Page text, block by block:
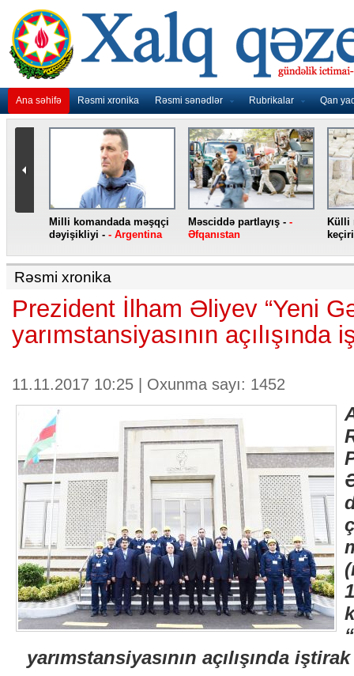
Ana səhifə Rəsmi xronika Rəsmi sənədlər Rubrikalar Qan
Milli komandada məşqçi
dəyişikliyi - - Argentina
Məsciddə partlayış - -
Əfqanıstan
Külli
Rəsmi xronika
Prezident İlham Əliyev “Yeni
yarımstansiyasının açılışında
11.11.2017 10:25 | Oxunma sayı: 1452
yarımstansiyasının açılışında